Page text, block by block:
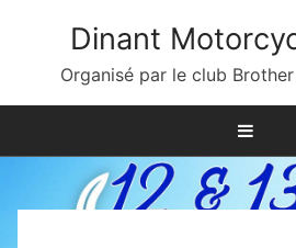
Dinant
Organisé par le club